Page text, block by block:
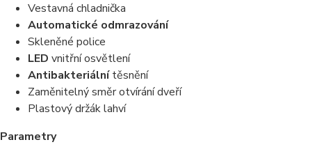
Vestavná chladnička
Automatické odmrazování
Skleněné police
LED vnitřní osvětlení
Antibakteriálnítěsnění
Zaměnitelný směr otvírání dveří
Plastový držák lahví
Parametry